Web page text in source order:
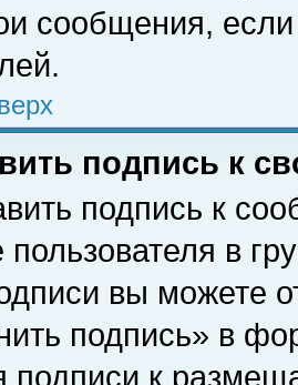
сообщения,
подпись к
подпись к
пользователя в
вы можете
подпись» в
подписи к